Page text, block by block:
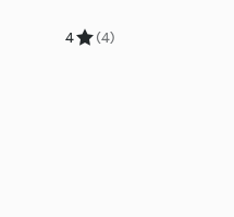
4 (4)